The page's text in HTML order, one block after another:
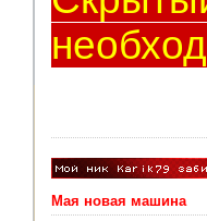
Мая новая машина